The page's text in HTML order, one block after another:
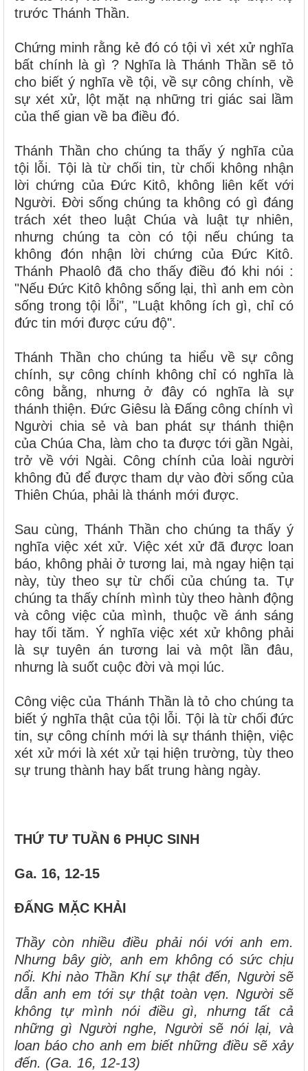
trước Thánh Thần.
Chứng minh rằng kẻ đó có tội vì xét xử nghĩa
bất chính là gì ? Nghĩa là Thánh Thần sẽ tỏ
cho biết ý nghĩa về tội, về sự công chính, về
sự xét xử, lột mặt nạ những tri giác sai lầm
của thế gian về ba điều đó.
Thánh Thần cho chúng ta thấy ý nghĩa của
tội lỗi. Tội là từ chối tin, từ chối không nhận
lời chứng của Đức Kitô, không liên kết với
Người. Đời sống chúng ta không có gì đáng
trách xét theo luật Chúa và luật tự nhiên,
nhưng chúng ta còn có tội nếu chúng ta
không đón nhận lời chứng của Đức Kitô.
Thánh Phaolô đã cho thấy điều đó khi nói :
"Nếu Đức Kitô không sống lại, thì anh em còn
sống trong tội lỗi", "Luật không ích gì, chỉ có
đức tin mới được cứu độ".
Thánh Thần cho chúng ta hiểu về sự công
chính, sự công chính không chỉ có nghĩa là
công bằng, nhưng ở đây có nghĩa là sự
thánh thiện. Đức Giêsu là Đấng công chính vì
Người chia sẻ và ban phát sự thánh thiện
của Chúa Cha, làm cho ta được tới gần Ngài,
trở về với Ngài. Công chính của loài người
không đủ để được tham dự vào đời sống của
Thiên Chúa, phải là thánh mới được.
Sau cùng, Thánh Thần cho chúng ta thấy ý
nghĩa việc xét xử. Việc xét xử đã được loan
báo, không phải ở tương lai, mà ngay hiện tại
này, tùy theo sự từ chối của chúng ta. Tự
chúng ta thấy chính mình tùy theo hành động
và công việc của mình, thuộc về ánh sáng
hay tối tăm. Ý nghĩa việc xét xử không phải
là sự tuyên án tương lai và một lần đâu,
nhưng là suốt cuộc đời và mọi lúc.
Công việc của Thánh Thần là tỏ cho chúng ta
biết ý nghĩa thật của tội lỗi. Tội là từ chối đức
tin, sự công chính mới là sự thánh thiện, việc
xét xử mới là xét xử tại hiện trường, tùy theo
sự trung thành hay bất trung hàng ngày.
THỨ TƯ TUẦN 6 PHỤC SINH
Ga. 16, 12-15
ĐẤNG MẶC KHẢI
Thầy còn nhiều điều phải nói với anh em.
Nhưng bây giờ, anh em không có sức chịu
nổi. Khi nào Thần Khí sự thật đến, Người sẽ
dẫn anh em tới sự thật toàn vẹn. Người sẽ
không tự mình nói điều gì, nhưng tất cả
những gì Người nghe, Người sẽ nói lại, và
loan báo cho anh em biết những điều sẽ xảy
đến. (Ga. 16, 12-13)